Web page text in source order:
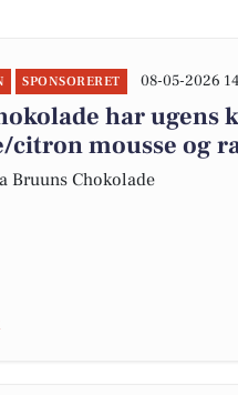
SPONSORERET 08-05-2026
har ugens
citron mousse og
Bruuns Chokolade